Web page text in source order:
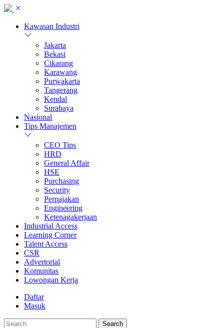
Kawasan Industri
Jakarta
Bekasi
Cikarang
Karawang
Purwakarta
Tangerang
Kendal
Surabaya
Nasional
Tips Manajemen
CEO Tips
HRD
General Affair
HSE
Purchasing
Security
Perpajakan
Engineering
Ketenagakerjaan
Industrial Access
Learning Corner
Talent Access
CSR
Advertorial
Komunitas
Lowongan Kerja
Daftar
Masuk
Search